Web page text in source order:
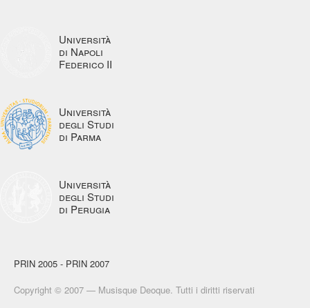
Università
di Napoli
Federico II
Università
degli Studi
di Parma
Università
degli Studi
di Perugia
PRIN 2005 - PRIN 2007
Copyright © 2007 — Musisque Deoque. Tutti i diritti riservati